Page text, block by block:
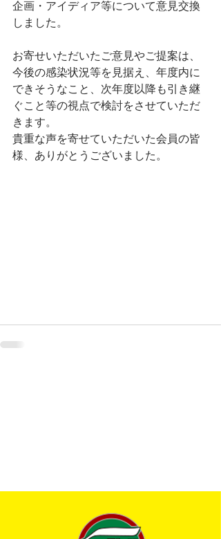
企画・アイディア等について意見交換
しました。
お寄せいただいたご意見やご提案は、
今後の感染状況等を見据え、年度内に
できそうなこと、次年度以降も引き継
ぐこと等の視点で検討をさせていただ
きます。
貴重な声を寄せていただいた会員の皆
様、ありがとうございました。